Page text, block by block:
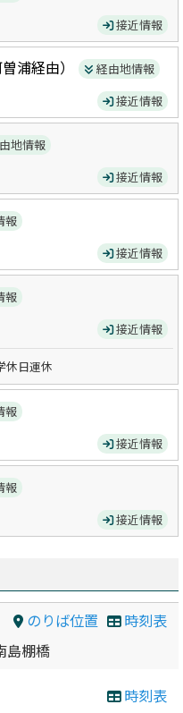
接近情報
浦経由） 経由地情報
接近情報
地情報
接近情報
報
接近情報
報
接近情報
休日運休
報
接近情報
報
接近情報
のりば位置 時刻表
島棚橋
時刻表